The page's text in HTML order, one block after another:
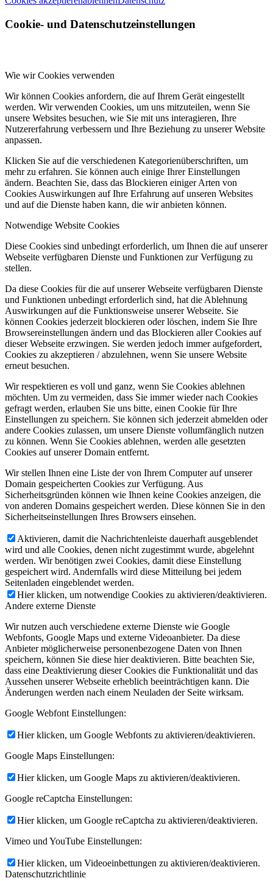
Cookie- und Datenschutzeinstellungen
Wie wir Cookies verwenden
Wir können Cookies anfordern, die auf Ihrem Gerät eingestellt
werden. Wir verwenden Cookies, um uns mitzuteilen, wenn Sie
unsere Websites besuchen, wie Sie mit uns interagieren, Ihre
Nutzererfahrung verbessern und Ihre Beziehung zu unserer Website
anpassen.
Klicken Sie auf die verschiedenen Kategorienüberschriften, um
mehr zu erfahren. Sie können auch einige Ihrer Einstellungen
ändern. Beachten Sie, dass das Blockieren einiger Arten von
Cookies Auswirkungen auf Ihre Erfahrung auf unseren Websites
und auf die Dienste haben kann, die wir anbieten können.
Notwendige Website Cookies
Diese Cookies sind unbedingt erforderlich, um Ihnen die auf unserer
Webseite verfügbaren Dienste und Funktionen zur Verfügung zu
stellen.
Da diese Cookies für die auf unserer Webseite verfügbaren Dienste
und Funktionen unbedingt erforderlich sind, hat die Ablehnung
Auswirkungen auf die Funktionsweise unserer Webseite. Sie
können Cookies jederzeit blockieren oder löschen, indem Sie Ihre
Browsereinstellungen ändern und das Blockieren aller Cookies auf
dieser Webseite erzwingen. Sie werden jedoch immer aufgefordert,
Cookies zu akzeptieren / abzulehnen, wenn Sie unsere Website
erneut besuchen.
Wir respektieren es voll und ganz, wenn Sie Cookies ablehnen
möchten. Um zu vermeiden, dass Sie immer wieder nach Cookies
gefragt werden, erlauben Sie uns bitte, einen Cookie für Ihre
Einstellungen zu speichern. Sie können sich jederzeit abmelden oder
andere Cookies zulassen, um unsere Dienste vollumfänglich nutzen
zu können. Wenn Sie Cookies ablehnen, werden alle gesetzten
Cookies auf unserer Domain entfernt.
Wir stellen Ihnen eine Liste der von Ihrem Computer auf unserer
Domain gespeicherten Cookies zur Verfügung. Aus
Sicherheitsgründen können wie Ihnen keine Cookies anzeigen, die
von anderen Domains gespeichert werden. Diese können Sie in den
Sicherheitseinstellungen Ihres Browsers einsehen.
Aktivieren, damit die Nachrichtenleiste dauerhaft ausgeblendet
wird und alle Cookies, denen nicht zugestimmt wurde, abgelehnt
werden. Wir benötigen zwei Cookies, damit diese Einstellung
gespeichert wird. Andernfalls wird diese Mitteilung bei jedem
Seitenladen eingeblendet werden.
Hier klicken, um notwendige Cookies zu aktivieren/deaktivieren.
Andere externe Dienste
Wir nutzen auch verschiedene externe Dienste wie Google
Webfonts, Google Maps und externe Videoanbieter. Da diese
Anbieter möglicherweise personenbezogene Daten von Ihnen
speichern, können Sie diese hier deaktivieren. Bitte beachten Sie,
dass eine Deaktivierung dieser Cookies die Funktionalität und das
Aussehen unserer Webseite erheblich beeinträchtigen kann. Die
Änderungen werden nach einem Neuladen der Seite wirksam.
Google Webfont Einstellungen:
Hier klicken, um Google Webfonts zu aktivieren/deaktivieren.
Google Maps Einstellungen:
Hier klicken, um Google Maps zu aktivieren/deaktivieren.
Google reCaptcha Einstellungen:
Hier klicken, um Google reCaptcha zu aktivieren/deaktivieren.
Vimeo und YouTube Einstellungen:
Hier klicken, um Videoeinbettungen zu aktivieren/deaktivieren.
Datenschutzrichtlinie